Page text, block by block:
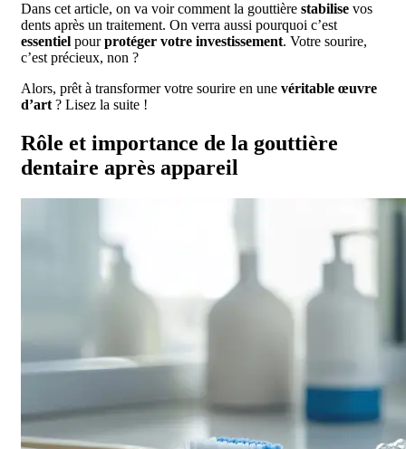
Dans cet article, on va voir comment la gouttière stabilise vos
dents après un traitement. On verra aussi pourquoi c’est
essentiel pourprotéger votre investissement. Votre sourire,
c’est précieux, non ?
Alors, prêt à transformer votre sourire en une véritable œuvre
d’art ? Lisez la suite !
Rôle et importance de la gouttière
dentaire après appareil